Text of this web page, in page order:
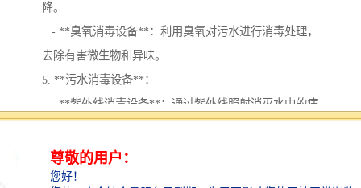
降。
- **臭氧消毒设备**：利用臭氧对污水进行消毒处理，
去除有害微生物和异味。
5. **污水消毒设备**：
- **紫外线消毒设备**：通过紫外线照射消灭水中的病
- **氯化消毒设备**：使用氯进行消毒，确保水质达
标。